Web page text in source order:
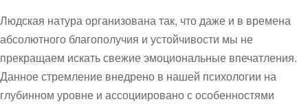
Людская натура организована так, что даже и в времена
абсолютного благополучия и устойчивости мы не
прекращаем искать свежие эмоциональные впечатления.
Данное стремление внедрено в нашей психологии на
глубинном уровне и ассоциировано с особенностями